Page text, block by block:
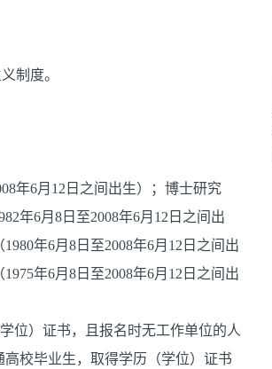
制度。
年6月12日之间出生）；博士研究
年6月8日至2008年6月12日之间出
年6月8日至2008年6月12日之间出
年6月8日至2008年6月12日之间出
位）证书，且报名时无工作单位的人
校毕业生，取得学历（学位）证书